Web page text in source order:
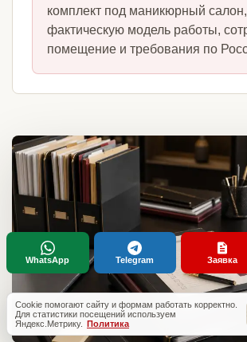
комплект под маникюрный салон,
фактическую модель работы,
помещение и требования по
Cookie помогают сайту и формам работать корректно.
Для статистики посещений используем
Яндекс.Метрику. Политика
WhatsApp Telegram Заявка